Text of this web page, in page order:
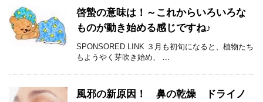
啓蟄の意味は！～これからいろいろな
ものが動き始める感じですね♪
SPONSORED LINK ３月も初旬になると、植物たち
もようやく芽吹き始め、 ...
風邪の新原因！ 鼻の乾燥 ドライノ